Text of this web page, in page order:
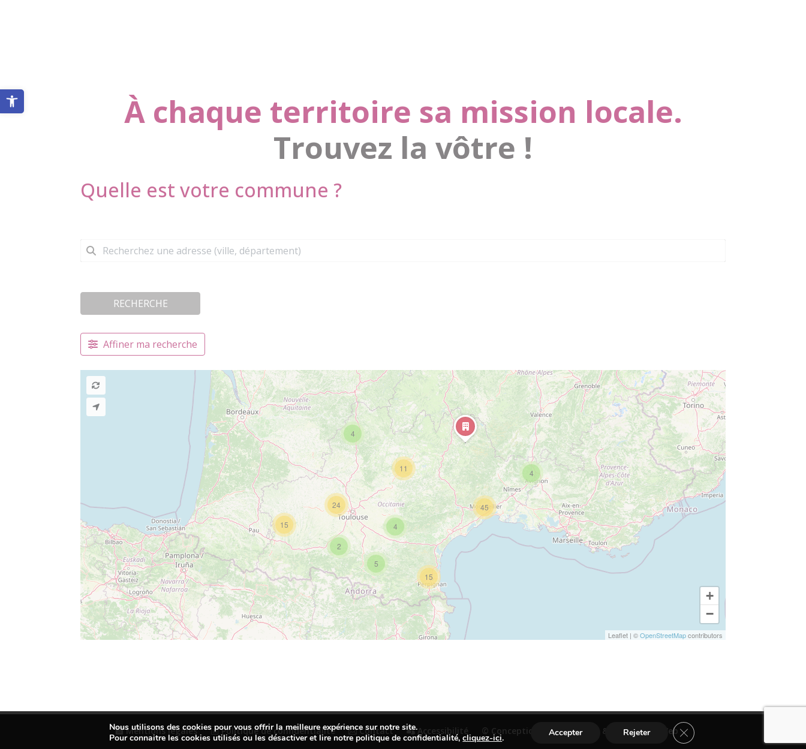
Ouvrir la barre d’outilsÀ chaque territoire sa mission locale.
Trouvez la vôtre !
Quelle est votre commune ?
RECHERCHE
Affiner ma recherche
2
4
4
5
11
15
24
4
15
45
+
−
Leaflet | ©OpenStreetMapcontributors
Mentions légales Politique de confidentialité Contact Accessibilité © Conception Studio Urbain & Agence CosiWeb
Nous utilisons des cookies pour vous offrir la meilleure expérience sur notre site.
Pour connaitre les cookies utilisés ou les désactiver et lire notre politique de confidentialité,cliquez-ici. Accepter Rejeter Fermer la bannière des cookies